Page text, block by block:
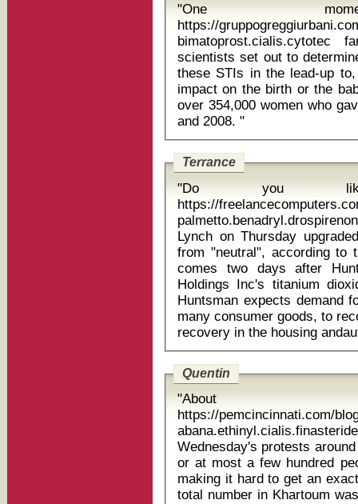
"One
https://
bimatoprost.cialis.cytotec
scientists set out to
these STIs in the lead-up
impact on the birth or the
over 354,000 women who
and 2008. "
Terrance
"Do you
https://
Lynch on Thursday
from "neutral", according to
comes two days after
Holdings Inc's titanium
Huntsman expects demand
many consumer goods, to
Quentin
https://pemcincinnati.com/
Wednesday's protests
or at most a few hundred
making it hard to get an
total number in Khartoum